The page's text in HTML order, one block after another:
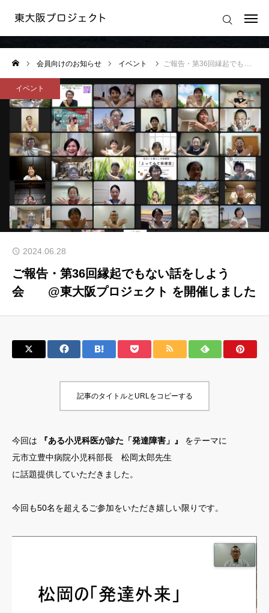
会員向けのお知らせ
会員向けのお知らせ イベント ご報告・第36回縁起でもない話をしよう会 @東大阪プロジェクト を開催しました
イベント
2024.06.28
ご報告・第36回縁起でもない話をしよう
会 @東大阪プロジェクト を開催しました
記事のタイトルとURLをコピーする
今回は 『ある小児科医が診た「発達障害」』
をテーマに
元市立豊中病院小児科部長 松岡太郎先生
に話題提供していただきました。
今回も50名を超えるご参加をいただき嬉しい限りです。
ログイン
東大阪プロジェクトの想い
東大阪プロジェクトの活動
東大阪プロジェクト 運営規約
運営会社